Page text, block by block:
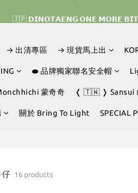
雙子星、帕恰狗、布丁狗、大耳狗、蒙
→ 出清專區 → 現貨馬上出
⬬ 品牌獨家聯名安全帽
蒙奇奇 ❬ 🇹🇼 ❭ Sansui
關於 Bring To Light SPECIAL
16 products